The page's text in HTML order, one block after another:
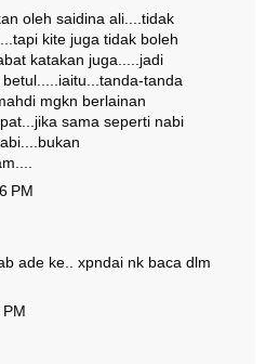
oleh saidina ali....tidak
kite juga tidak boleh
katakan juga.....jadi
tanda
mgkn berlainan
sama seperti nabi
PM
ade ke.. xpndai nk baca dlm